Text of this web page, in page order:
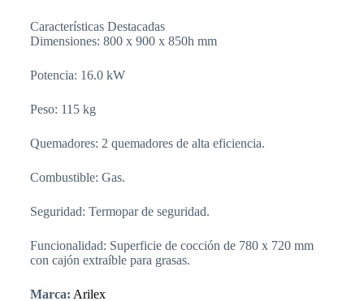
Características Destacadas
Dimensiones: 800 x 900 x 850h mm
Potencia: 16.0 kW
Peso: 115 kg
Quemadores: 2 quemadores de alta eficiencia.
Combustible: Gas.
Seguridad: Termopar de seguridad.
Funcionalidad: Superficie de cocción de 780 x 720 mm
con cajón extraíble para grasas.
Marca: Arilex